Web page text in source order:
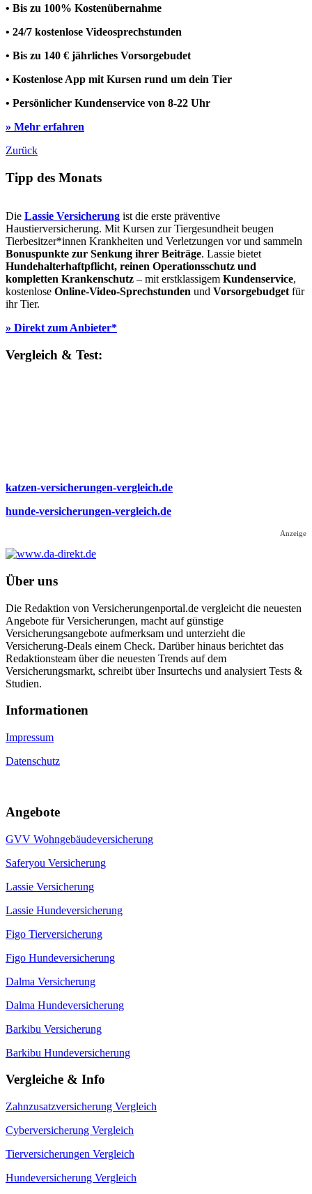
• Bis zu 100% Kostenübernahme
• 24/7 kostenlose Videosprechstunden
• Bis zu 140 € jährliches Vorsorgebudet
• Kostenlose App mit Kursen rund um dein Tier
• Persönlicher Kundenservice von 8-22 Uhr
» Mehr erfahren
Zurück
Tipp des Monats
Die Lassie Versicherung ist die erste präventive
Haustierversicherung. Mit Kursen zur Tiergesundheit beugen
Tierbesitzer*innen Krankheiten und Verletzungen vor und sammeln
Bonuspunkte zur Senkung ihrer Beiträge. Lassie bietet
Hundehalterhaftpflicht, reinen Operationsschutz und
kompletten Krankenschutz – mit erstklassigem Kundenservice,
kostenlose Online-Video-Sprechstunden und Vorsorgebudget für
ihr Tier.
» Direkt zum Anbieter*
Vergleich & Test:
katzen-versicherungen-vergleich.de
hunde-versicherungen-vergleich.de
Anzeige
Über uns
Die Redaktion von Versicherungenportal.de vergleicht die neuesten
Angebote für Versicherungen, macht auf günstige
Versicherungsangebote aufmerksam und unterzieht die
Versicherung-Deals einem Check. Darüber hinaus berichtet das
Redaktionsteam über die neuesten Trends auf dem
Versicherungsmarkt, schreibt über Insurtechs und analysiert Tests &
Studien.
Informa­tionen
Impressum
Datenschutz
Angebote
GVV Wohngebäudeversicherung
Saferyou Versicherung
Lassie Versicherung
Lassie Hundeversicherung
Figo Tierversicherung
Figo Hundeversicherung
Dalma Versicherung
Dalma Hundeversicherung
Barkibu Versicherung
Barkibu Hundeversicherung
Vergleiche & Info
Zahnzusatzversicherung Vergleich
Cyberversicherung Vergleich
Tierversicherungen Vergleich
Hundeversicherung Vergleich